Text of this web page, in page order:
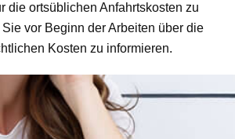
die ortsüblichen Anfahrtskosten zu
vor Beginn der Arbeiten über die
Kosten zu informieren.